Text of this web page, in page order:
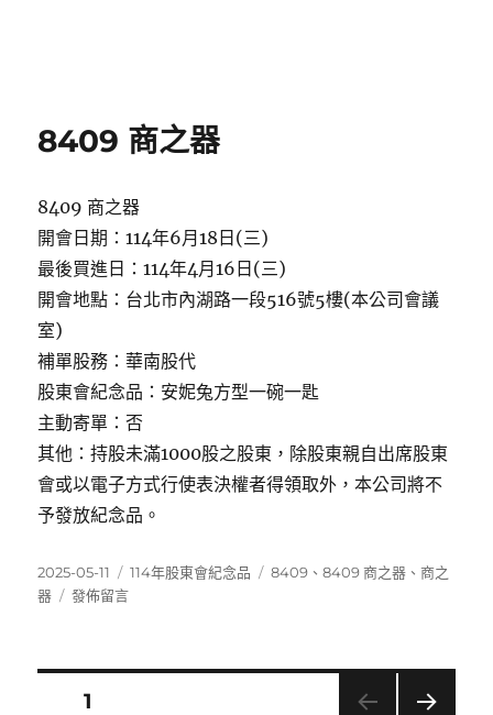
8409 商之器
8409 商之器
開會日期：114年6月18日(三)
最後買進日：114年4月16日(三)
開會地點：台北市內湖路一段516號5樓(本公司會議
室)
補單股務：華南股代
股東會紀念品：安妮兔方型一碗一匙
主動寄單：否
其他：持股未滿1000股之股東，除股東親自出席股東
會或以電子方式行使表決權者得領取外，本公司將不
予發放紀念品。
發
佈
2025-05-11
分
114年股東會紀念品
標
8409 、8409 商之器 、商之
器
在
發佈留言
頁次1